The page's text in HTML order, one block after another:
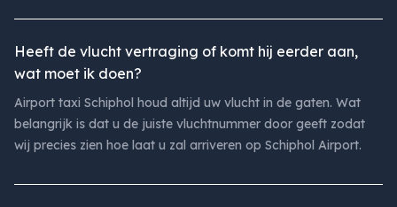
Heeft de vlucht vertraging of komt hij eerder aan,
wat moet ik doen?
Airport taxi Schiphol houd altijd uw vlucht in de gaten. Wat
belangrijk is dat u de juiste vluchtnummer door geeft zodat
wij precies zien hoe laat u zal arriveren op Schiphol Airport.